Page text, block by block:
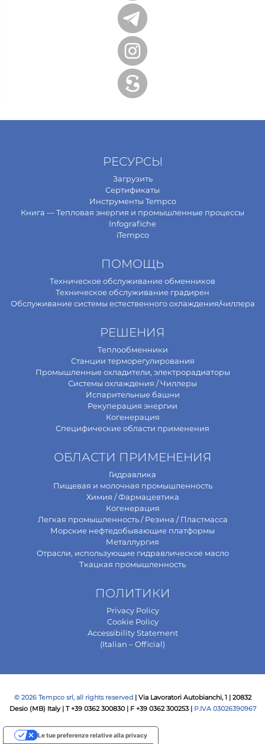
РЕСУРСЫ
Загрузить
Сертификаты
Инструменты Tempco
Книга — Тепловая энергия и промышленные процессы
Infografiche
iTempco
ПОМОЩЬ
Техническое обслуживание обменников
Техническое обслуживание градирен
Обслуживание системы естественного охлаждения/чиллера
РЕШЕНИЯ
Теплообменники
Станции терморегулирования
Промышленные охладители, электрорадиаторы
Системы охлаждения / Чиллеры
Испарительные башни
Рекуперация энергии
Когенерация
Специфические области применения
ОБЛАСТИ ПРИМЕНЕНИЯ
Гидравлика
Пищевая и молочная промышленность
Химия / Фармацевтика
Когенерация
Легкая промышленность / Резина / Пластмасса
Морские нефтедобывающие платформы
Металлургия
Отрасли, использующие гидравлическое масло
Ткацкая промышленность
ПОЛИТИКИ
Privacy Policy
Cookie Policy
Accessibility Statement
(Italian – Official)
© 2026 Tempco srl, all rights reserved| Via Lavoratori Autobianchi, 1 | 20832
Desio (MB) Italy | T +39 0362 300830 | F +39 0362 300253 | P.IVA 03026390967
Le tue preferenze relative alla privacy